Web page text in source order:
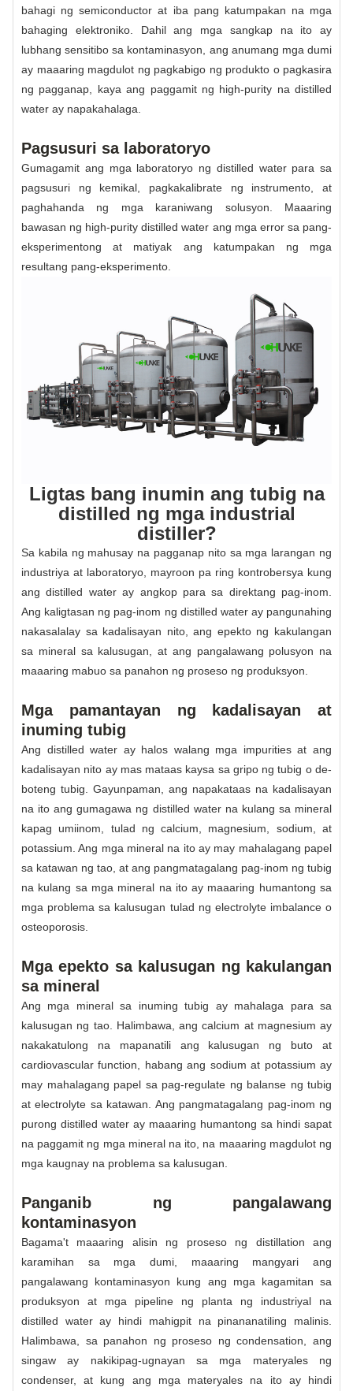
bahagi ng semiconductor at iba pang katumpakan na mga
bahaging elektroniko. Dahil ang mga sangkap na ito ay
lubhang sensitibo sa kontaminasyon, ang anumang mga dumi
ay maaaring magdulot ng pagkabigo ng produkto o pagkasira
ng pagganap, kaya ang paggamit ng high-purity na distilled
water ay napakahalaga.
Pagsusuri sa laboratoryo
Gumagamit ang mga laboratoryo ng distilled water para sa
pagsusuri ng kemikal, pagkakalibrate ng instrumento, at
paghahanda ng mga karaniwang solusyon. Maaaring
bawasan ng high-purity distilled water ang mga error sa pang-
eksperimentong at matiyak ang katumpakan ng mga
resultang pang-eksperimento.
Ligtas bang inumin ang tubig na
distilled ng mga industrial
distiller?
Sa kabila ng mahusay na pagganap nito sa mga larangan ng
industriya at laboratoryo, mayroon pa ring kontrobersya kung
ang distilled water ay angkop para sa direktang pag-inom.
Ang kaligtasan ng pag-inom ng distilled water ay pangunahing
nakasalalay sa kadalisayan nito, ang epekto ng kakulangan
sa mineral sa kalusugan, at ang pangalawang polusyon na
maaaring mabuo sa panahon ng proseso ng produksyon.
Mga pamantayan ng kadalisayan at
inuming tubig
Ang distilled water ay halos walang mga impurities at ang
kadalisayan nito ay mas mataas kaysa sa gripo ng tubig o de-
boteng tubig. Gayunpaman, ang napakataas na kadalisayan
na ito ang gumagawa ng distilled water na kulang sa mineral
kapag umiinom, tulad ng calcium, magnesium, sodium, at
potassium. Ang mga mineral na ito ay may mahalagang papel
sa katawan ng tao, at ang pangmatagalang pag-inom ng tubig
na kulang sa mga mineral na ito ay maaaring humantong sa
mga problema sa kalusugan tulad ng electrolyte imbalance o
osteoporosis.
Mga epekto sa kalusugan ng kakulangan
sa mineral
Ang mga mineral sa inuming tubig ay mahalaga para sa
kalusugan ng tao. Halimbawa, ang calcium at magnesium ay
nakakatulong na mapanatili ang kalusugan ng buto at
cardiovascular function, habang ang sodium at potassium ay
may mahalagang papel sa pag-regulate ng balanse ng tubig
at electrolyte sa katawan. Ang pangmatagalang pag-inom ng
purong distilled water ay maaaring humantong sa hindi sapat
na paggamit ng mga mineral na ito, na maaaring magdulot ng
mga kaugnay na problema sa kalusugan.
Panganib ng pangalawang
kontaminasyon
Bagama't maaaring alisin ng proseso ng distillation ang
karamihan sa mga dumi, maaaring mangyari ang
pangalawang kontaminasyon kung ang mga kagamitan sa
produksyon at mga pipeline ng planta ng industriyal na
distilled water ay hindi mahigpit na pinananatiling malinis.
Halimbawa, sa panahon ng proseso ng condensation, ang
singaw ay nakikipag-ugnayan sa mga materyales ng
condenser, at kung ang mga materyales na ito ay hindi